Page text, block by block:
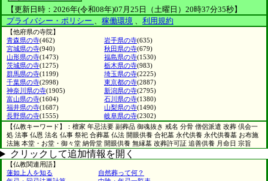
【更新日時：2026年(令和08年)07月25日（土曜日）20時37分35秒】
プライバシー・ポリシー 、 稼働環境 、 利用規約
【他府県の寺院】
青森県の寺(462) 岩手県の寺(635)
宮城県の寺(940) 秋田県の寺(679)
山形県の寺(1473) 福島県の寺(1530)
茨城県の寺(1275) 栃木県の寺(983)
群馬県の寺(1199) 埼玉県の寺(2225)
千葉県の寺(2998) 東京都の寺(2887)
神奈川県の寺(1905) 新潟県の寺(2795)
富山県の寺(1604) 石川県の寺(1380)
福井県の寺(1687) 山梨県の寺(1490)
長野県の寺(1555) 岐阜県の寺(2302)
【仏教キーワード】：檀家 年忌法要 副葬品 御魂抜き 戒名 分骨 僧侶派遣 改葬 倶会一
処 法事 仏恩 法名 仏事 祭祀 合葬墓 仏法 開眼供養 合祀墓 永代供養 永代供養墓 お布施
法施 本堂・お堂・御々堂 納骨堂 開眼供養 無縁墓 改葬許可証 追善供養 月命日 宗旨
クリックして追加情報を開く
【仏教関連用語】
蓮如上人を知る
自然葬って何？